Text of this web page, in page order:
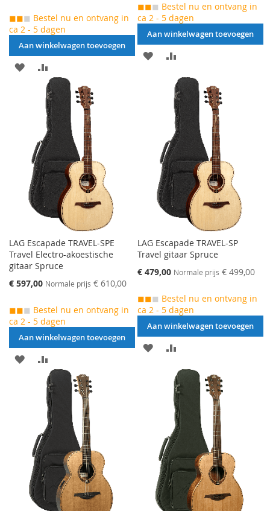
◼◼◼ Bestel nu en ontvang in
ca 2 - 5 dagen
Aan winkelwagen toevoegen
AAN
VERLANGLIJST
TOEVOEGEN
TOE
OM
TE
VERGELIJKEN
◼◼◼ Bestel nu en ontvang in
ca 2 - 5 dagen
Aan winkelwagen toevoegen
AAN
VERLANGLIJST
TOEVOEGEN
TOE
OM
TE
VERGELIJKEN
LAG Escapade TRAVEL-SPE
Travel Electro-akoestische
gitaar Spruce
Speciale
€ 597,00 Normale prijs € 610,00
◼◼◼ Bestel nu en ontvang in
ca 2 - 5 dagen
Aan winkelwagen toevoegen
AAN
VERLANGLIJST
TOEVOEGEN
TOE
OM
TE
VERGELIJKEN
LAG Escapade TRAVEL-SP
Travel gitaar Spruce
Speciale
€ 479,00 Normale prijs € 499,00
◼◼◼ Bestel nu en ontvang in
ca 2 - 5 dagen
Aan winkelwagen toevoegen
AAN
VERLANGLIJST
TOEVOEGEN
TOE
OM
TE
VERGELIJKEN